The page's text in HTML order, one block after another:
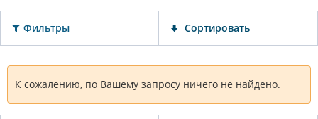
Фильтры Сортировать
К сожалению, по Вашему запросу ничего не найдено.